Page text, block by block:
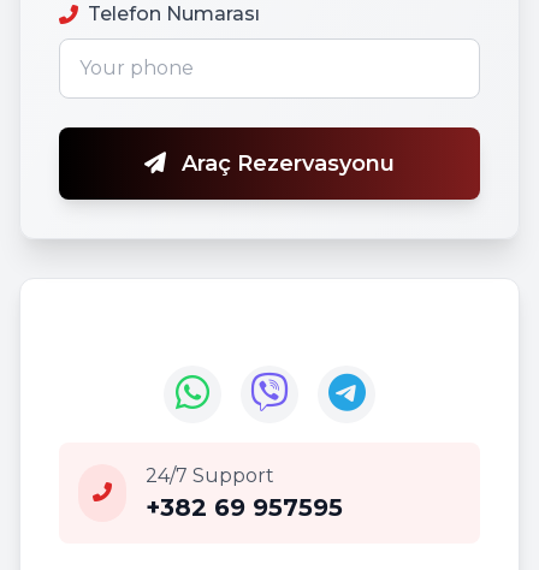
Telefon Numarası
Araç Rezervasyonu
24/7 Support
+382 69 957595